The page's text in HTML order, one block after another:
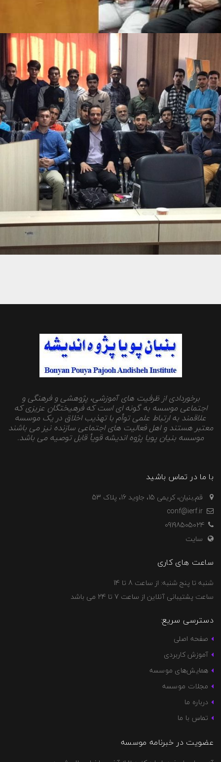
همکاری در برگزاری کارگاه آشنایی با نکات نحوی
برخوردادی از ظرفیت های آموزشی، پژوهشی و فرهنگی و
اجتماعی موسسه به گونه ای است که فرهیختگان عزیزی که
علاقمند به ارتباط علمی توأم با تهذیب اخلاق در یک موسسه
معتبر هستند و اهل فعالیت های اجتماعی سازنده نیز می باشند
موسسه بنیان پویا پژوه اندیشه قویأ قابل توصیه می باشد.
با ما در تماس باشید
قم,بنیان، کریمی 15، جاوید 16، پلاک 53
09198505024
سایت
ساعت های کاری
شنبه تا پنج شنبه: از ساعت 8 تا 14
ساعت پشتیبانی آنلاین از ساعت 7 تا 24 می باشد
دسترسی سریع:
صفحه اصلی
آموزش کاربردی
همایش‌های موسسه
مجلات موسسه
درباره ما
تماس با ما
عضویت در خبرنامه موسسه